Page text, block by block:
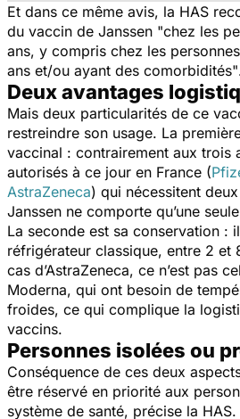
Et dans ce même avis, la HAS
du vaccin de Janssen "chez les
ans, y compris chez les
ans et/ou ayant des comorbidités"
Deux avantages
Mais deux particularités de ce
restreindre son usage. La
vaccinal : contrairement aux trois
autorisés à ce jour en France (
AstraZeneca) qui nécessitent
Janssen ne comporte qu’une
La seconde est sa conservation :
réfrigérateur classique, entre 2 et
cas d’AstraZeneca, ce n’est pas
Moderna, qui ont besoin de
froides, ce qui complique la
vaccins.
Personnes isolées ou
Conséquence de ces deux
être réservé en priorité aux
système de santé, précise la HAS.